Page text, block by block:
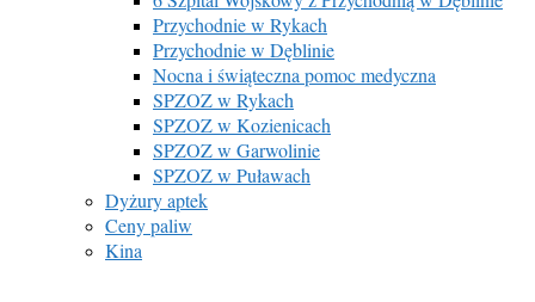
Przychodnie w Rykach
Przychodnie w Dęblinie
Nocna i świąteczna pomoc medyczna
SPZOZ w Rykach
SPZOZ w Kozienicach
SPZOZ w Garwolinie
SPZOZ w Puławach
Dyżury aptek
Ceny paliw
Kina